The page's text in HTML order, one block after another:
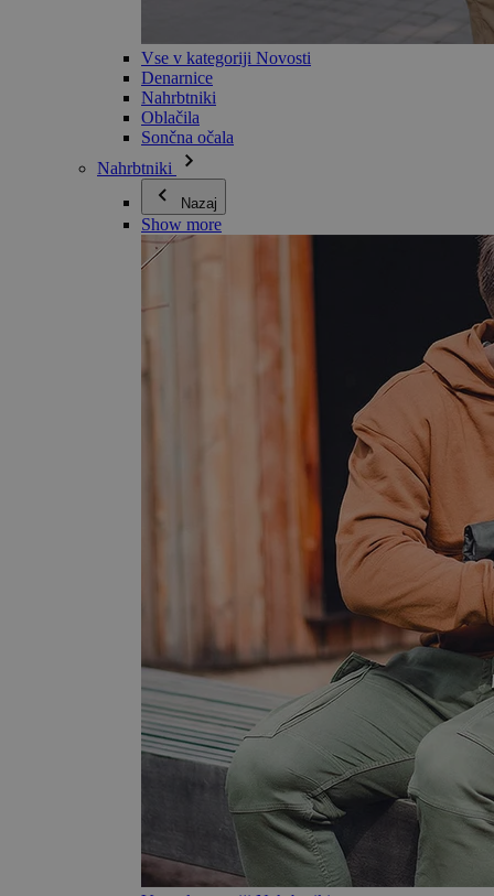
Vse v kategoriji Novosti
Denarnice
Nahrbtniki
Oblačila
Sončna očala
Nahrbtniki
Nazaj
Show more